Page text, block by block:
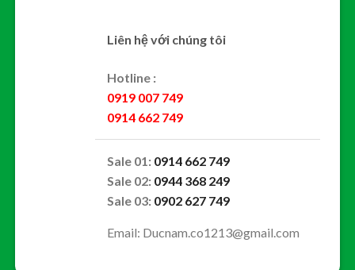
Liên hệ với chúng tôi
Hotline :
0919 007 749
0914 662 749
Sale 01: 0914 662 749
Sale 02: 0944 368 249
Sale 03: 0902 627 749
Email: Ducnam.co1213@gmail.com